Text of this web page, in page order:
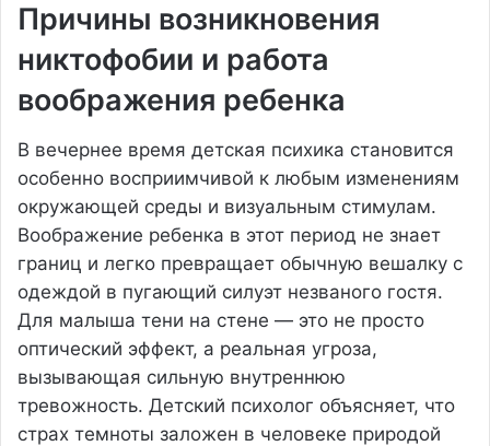
Причины возникновения
никтофобии и работа
воображения ребенка
В вечернее время детская психика становится
особенно восприимчивой к любым изменениям
окружающей среды и визуальным стимулам.
Воображение ребенка в этот период не знает
границ и легко превращает обычную вешалку с
одеждой в пугающий силуэт незваного гостя.
Для малыша тени на стене — это не просто
оптический эффект, а реальная угроза,
вызывающая сильную внутреннюю
тревожность. Детский психолог объясняет, что
страх темноты заложен в человеке природой